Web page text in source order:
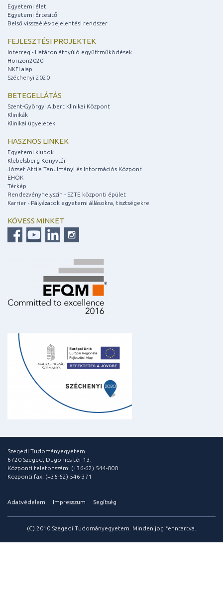
Egyetemi élet
Egyetemi Értesítő
Belső visszaélés-bejelentési rendszer
FEJLESZTÉSI PROJEKTEK
Interreg - Határon átnyúló együttműködések
Horizon2020
NKFI alap
Széchenyi 2020
BETEGELLÁTÁS
Szent-Györgyi Albert Klinikai Központ
Klinikák
Klinikai ügyeletek
HASZNOS LINKEK
Egyetemi klubok
Klebelsberg Könyvtár
József Attila Tanulmányi és Információs Központ
EHÖK
Térkép
Rendezvényhelyszín - SZTE központi épület
Karrier - Pályázatok egyetemi állásokra, tisztségekre
KÖVESS MINKET
Szegedi Tudományegyetem
6720 Szeged, Dugonics tér 13.
Központi telefonszám: (+36-62) 544-000
Központi fax: (+36-62) 546-371
Adatvédelem Impresszum Segítség
(C) 2010 Szegedi Tudományegyetem. Minden jog fenntartva.